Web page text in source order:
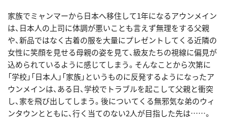
家族でミャンマーから日本へ移住して1年になるアウンメイン
は、日本人の上司に体調が悪いことも言えず無理をする父親
や、新品ではなく古着の服を大量にプレゼントしてくる近隣の
女性に笑顔を見せる母親の姿を見て、級友たちの視線に偏見が
込められているように感じてしまう。そんなことから次第に
「学校」「日本人」「家族」というものに反発するようになったア
ウンメインは、ある日、学校でトラブルを起こして父親と衝突
し、家を飛び出してしまう。後についてくる無邪気な弟のウィ
ンタウンとともに、行く当てのない2人が目指した先は……。